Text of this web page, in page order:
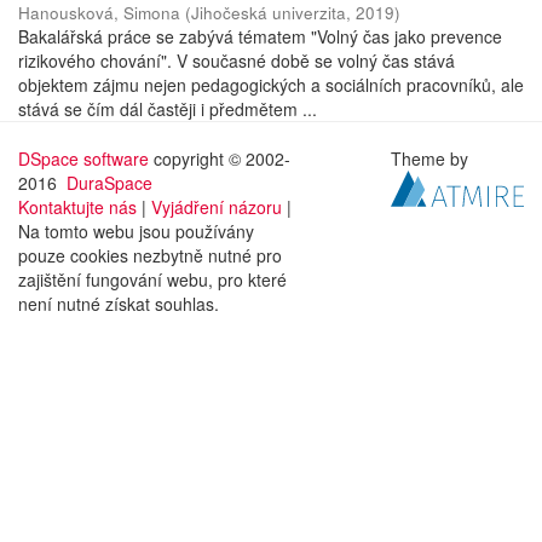
Hanousková, Simona (Jihočeská univerzita, 2019)
Bakalářská práce se zabývá tématem "Volný čas jako prevence
rizikového chování". V současné době se volný čas stává
objektem zájmu nejen pedagogických a sociálních pracovníků, ale
stává se čím dál častěji i předmětem ...
DSpace software copyright © 2002-
2016 DuraSpace
Kontaktujte nás | Vyjádření názoru |
Na tomto webu jsou používány
pouze cookies nezbytně nutné pro
zajištění fungování webu, pro které
není nutné získat souhlas.
Theme by